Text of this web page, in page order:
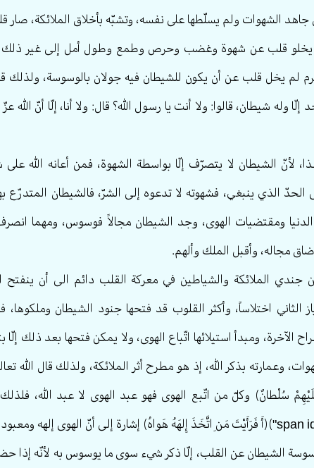
جاهد الشهوات ولم يسلّطها على نفسه، وتشبّه بأخلاق الملائكة، صار
يخلو قلب عن شهوة وغضب وحرص وطمع وطول أمل إلى غير ذلك
لم يخل قلب عن أن يكون للشيطان فيه جولان بالوسوسة، ولذلك
وله شيطان، قالوا: ولا أنت يا رسول الله؟ قال: ولا أنا، إلّا أنّ الله
لأنّ الشيطان لا يتصرّف إلّا بواسطة الشهوة، فمن أعانه الله
الحدّ الذي ينبغي، فشهوته لا تدعوه إلى الشرّ، فالشيطان المتدرّع
ومقتضيات الهوى، وجد الشيطان مجالاً فوسوس، ومهما
مجاله، وأقبل الملك وألهم.
جندي الملائكة والشياطين في معركة القلب دائم الى أن
الثاني اختلاساً، وأكثر القلوب قد فتحها جنود الشيطان وملكوها،
الآخرة، ومبدأ استيلائها اتّباع الهوى، ولا يمكن فتحها بعد ذلك
سُلْطانٌ﴾ وكلّ من اتّبع الهوى فهو عبد الهوى لا عبد الله،
الشيطان عن القلب، إلّا ذكر شيء سوى ما يوسوس به لأنّه إذا